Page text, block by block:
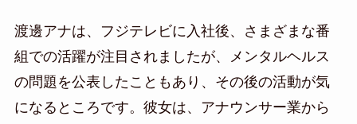
渡邊アナは、フジテレビに入社後、さまざまな番
組での活躍が注目されましたが、メンタルヘルス
の問題を公表したこともあり、その後の活動が気
になるところです。彼女は、アナウンサー業から